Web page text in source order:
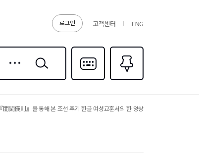
로그인 고객센터 ENG
검색
다국어입력
즐겨찾기0
『閨閫儀則』을 통해 본 조선 후기 한글 여성교훈서의 한 양상